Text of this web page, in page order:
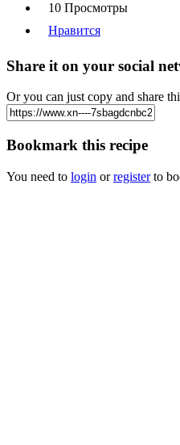
10 Просмотры
Нравится
Share it on your social
Or you can just copy and share
Bookmark this recipe
You need to login orregisterto